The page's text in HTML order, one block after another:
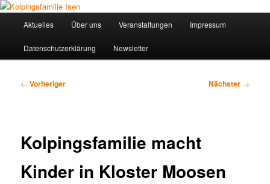
Zum
springen
Kolpingsfamilie Isen
Aktuelles Über uns Veranstaltungen Impressum
Datenschutzerklärung Newsletter
Beitragsnavigation
← Vorheriger Nächster →
Kolpingsfamilie macht
Kinder in Kloster Moosen